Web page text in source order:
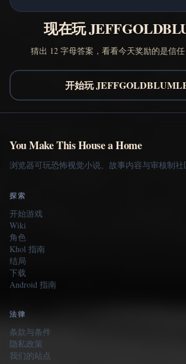
现在玩
猜出 12 字母答案，看看今天奖励的是信任
开始玩
You Make This House a Home
浏览器可玩恐怖视觉小说、故事内容与审核制社
探索
开始游戏
Wiki
角色
Khol 指南
结局
下载
Android 指南
法律
条款与条件
隐私政策
我们的站点